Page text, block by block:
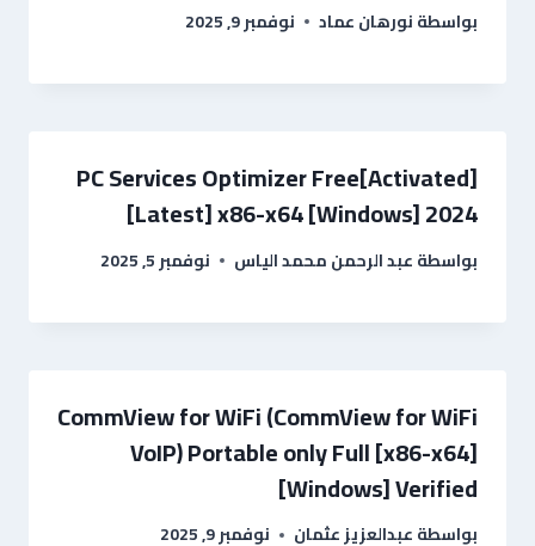
بواسطةنورهان عماد نوفمبر 9, 2025
PC Services Optimizer Free[Activated]
[Latest] x86-x64 [Windows] 2024
بواسطةعبد الرحمن محمد الياس نوفمبر 5, 2025
CommView for WiFi (CommView for WiFi
VoIP) Portable only Full [x86-x64]
[Windows] Verified
بواسطةعبدالعزيز عثمان نوفمبر 9, 2025